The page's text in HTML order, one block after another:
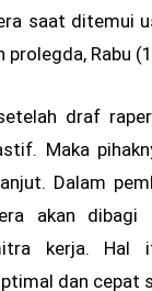
saat ditemui
prolegda, Rabu
draf
Maka
Dalam
akan dibagi
kerja. Hal
dan cepat